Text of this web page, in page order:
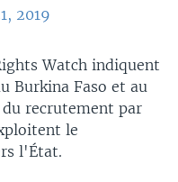
2019
Watch indiquent
Burkina Faso et au
recrutement par
le
l'État.